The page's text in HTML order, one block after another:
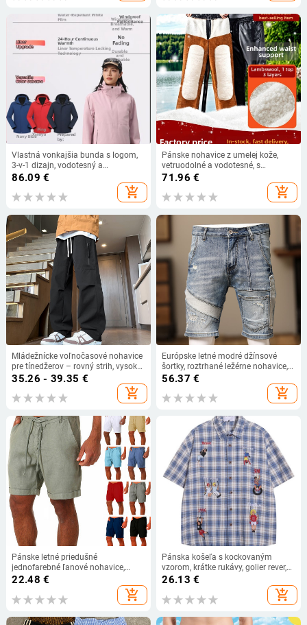
Vlastná vonkajšia bunda s logom,
3-v-1 dizajn, vodotesný a
vetruodolný materiál, flísová
podšívka, odnímateľná kapucňa
86.09 €
add_shopping_cart
Pánske nohavice z umelej kože,
vetruodolné a vodotesné, s
fleecovou podšívkou, hrubé, na
jazdu na motocykli a donášku jedla,
úzky strih
71.96 €
add_shopping_cart
Mládežnícke voľnočasové nohavice
pre tínedžerov – rovný strih, vysoký
pás, tenká bambusovo-
polyesterová látka s vysokou
elasticitou, jar
35.26 - 39.35 €
add_shopping_cart
Európske letné modré džínsové
šortky, roztrhané ležérne nohavice,
módne personalizované šitie,
žobráckeho koňa
56.37 €
add_shopping_cart
Pánske letné priedušné
jednofarebné ľanové nohavice,
pánske bavlnené ľanové šortky,
fitness streetwear, veľkosť S-4XL
22.48 €
add_shopping_cart
Pánska košeľa s kockovaným
vzorom, krátke rukávy, golier rever,
voľný strih
26.13 €
add_shopping_cart